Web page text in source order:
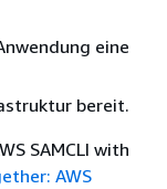
eine
bereit.
SAMCLI with
AWS